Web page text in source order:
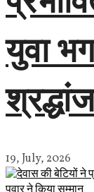
युवा
19, July, 2026